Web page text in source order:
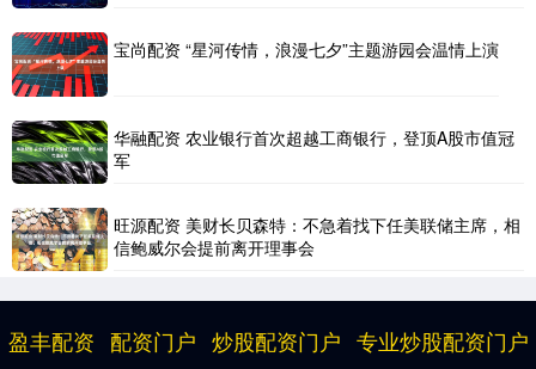
宝尚配资 “星河传情，浪漫七夕”主题游园会温情上演
华融配资 农业银行首次超越工商银行，登顶A股市值冠
军
旺源配资 美财长贝森特：不急着找下任美联储主席，相
信鲍威尔会提前离开理事会
盈丰配资 配资门户 炒股配资门户 专业炒股配资门户